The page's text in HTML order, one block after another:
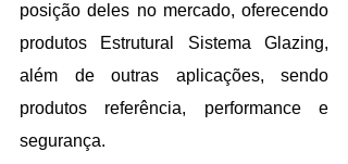
posição deles no mercado, oferecendo
produtos Estrutural Sistema Glazing,
além de outras aplicações, sendo
produtos referência, performance e
segurança.